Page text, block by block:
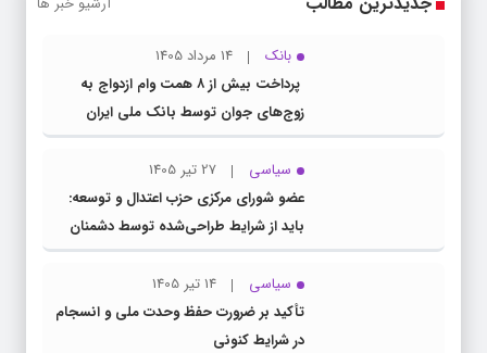
بانک
14 مرداد 1405
پرداخت بیش از ۸ همت وام ازدواج به
زوج‌های جوان توسط بانک ملی ایران
سیاسی
27 تیر 1405
عضو شورای مرکزی حزب اعتدال و توسعه:
باید از شرایط طراحی‌شده توسط دشمنان
عبور کنیم
سیاسی
14 تیر 1405
تأکید بر ضرورت حفظ وحدت ملی و انسجام
در شرایط کنونی